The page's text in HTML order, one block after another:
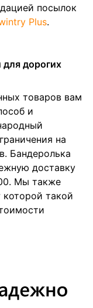
посылок
Plus.
дорогих
товаров вам
и
на
Бандеролька
доставку
Мы также
такой